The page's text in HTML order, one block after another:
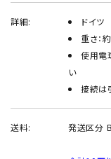
詳細:
ドイツ
重さ：
使用電
い
接続は
送料: 発送区分